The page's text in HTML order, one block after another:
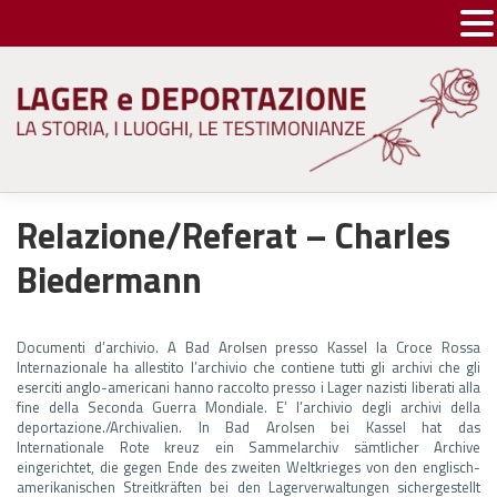
content
Relazione/Referat – Charles
Biedermann
Documenti d’archivio. A Bad Arolsen presso Kassel la Croce Rossa
Internazionale ha allestito l’archivio che contiene tutti gli archivi che gli
eserciti anglo-americani hanno raccolto presso i Lager nazisti liberati alla
fine della Seconda Guerra Mondiale. E’ l’archivio degli archivi della
deportazione./Archivalien. In Bad Arolsen bei Kassel hat das
Internationale Rote kreuz ein Sammelarchiv sämtlicher Archive
eingerichtet, die gegen Ende des zweiten Weltkrieges von den englisch-
amerikanischen Streitkräften bei den Lagerverwaltungen sichergestellt